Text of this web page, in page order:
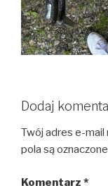
Dodaj
Twój adres e-mail
pola są oznaczone
Komentarz *